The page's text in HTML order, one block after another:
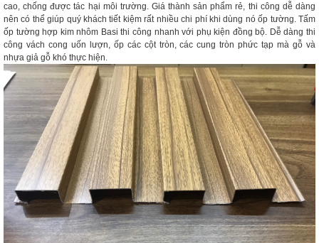
cao, chống được tác hại môi trường. Giá thành sản phẩm rẻ, thi công dễ dàng
nên có thể giúp quý khách tiết kiệm rất nhiều chi phí khi dùng nó ốp tường. Tấm
ốp tường hợp kim nhôm Basi thi công nhanh với phụ kiện đồng bộ. Dễ dàng thi
công vách cong uốn lượn, ốp các cột tròn, các cung tròn phức tạp mà gỗ và
nhựa giả gỗ khó thực hiện.